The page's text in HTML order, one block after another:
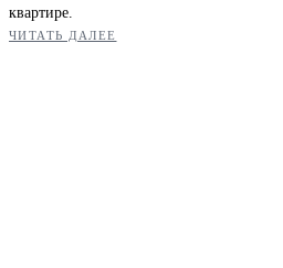
квартире.
ЧИТАТЬ ДАЛЕЕ